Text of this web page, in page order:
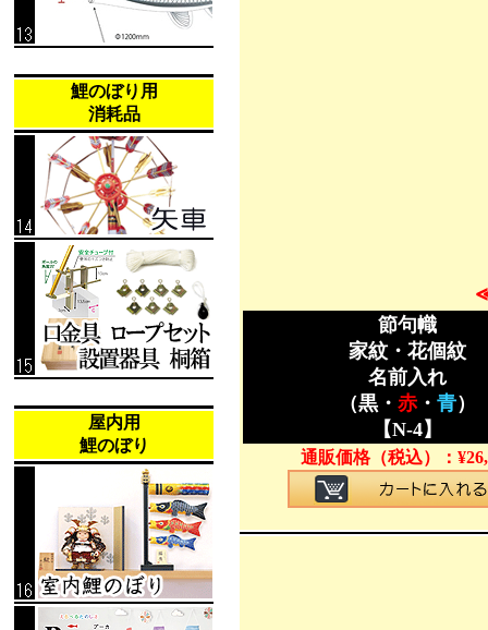
鯉のぼり用
消耗品
屋内用
鯉のぼり
節句幟
家紋・花個紋
名前入れ
（黒・ 赤・ 青）
【N-4】
通販価格（税込）： ¥